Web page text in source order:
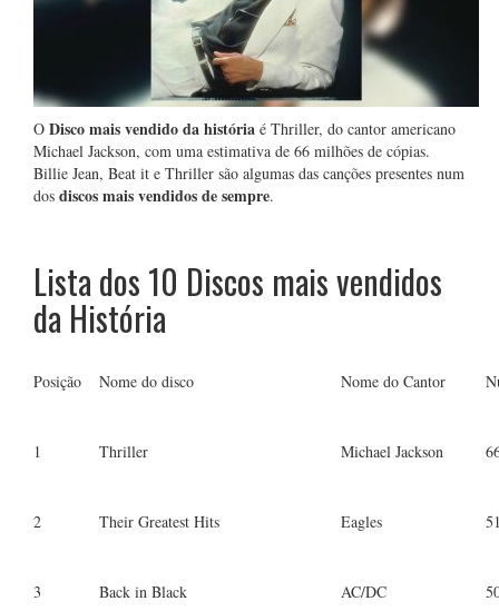
O Disco mais vendido da história é Thriller, do cantor americano
Michael Jackson, com uma estimativa de 66 milhões de cópias.
Billie Jean, Beat it e Thriller são algumas das canções presentes num
dos discos mais vendidos de sempre.
Lista dos 10 Discos mais vendidos
da História
Posição Nome do disco Nome do Cantor
1 Thriller Michael Jackson
2 Their Greatest Hits Eagles
3 Back in Black AC/DC